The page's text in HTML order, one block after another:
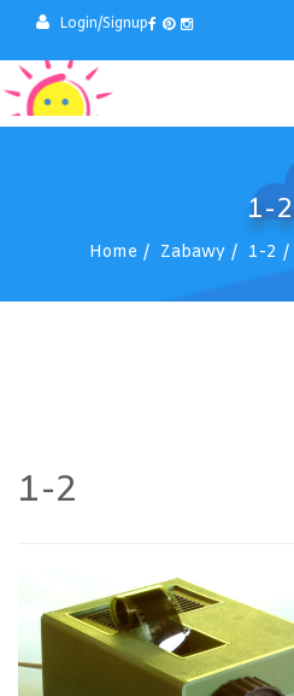
Login/Signup
1-2
Home Zabawy 1-2
1-2